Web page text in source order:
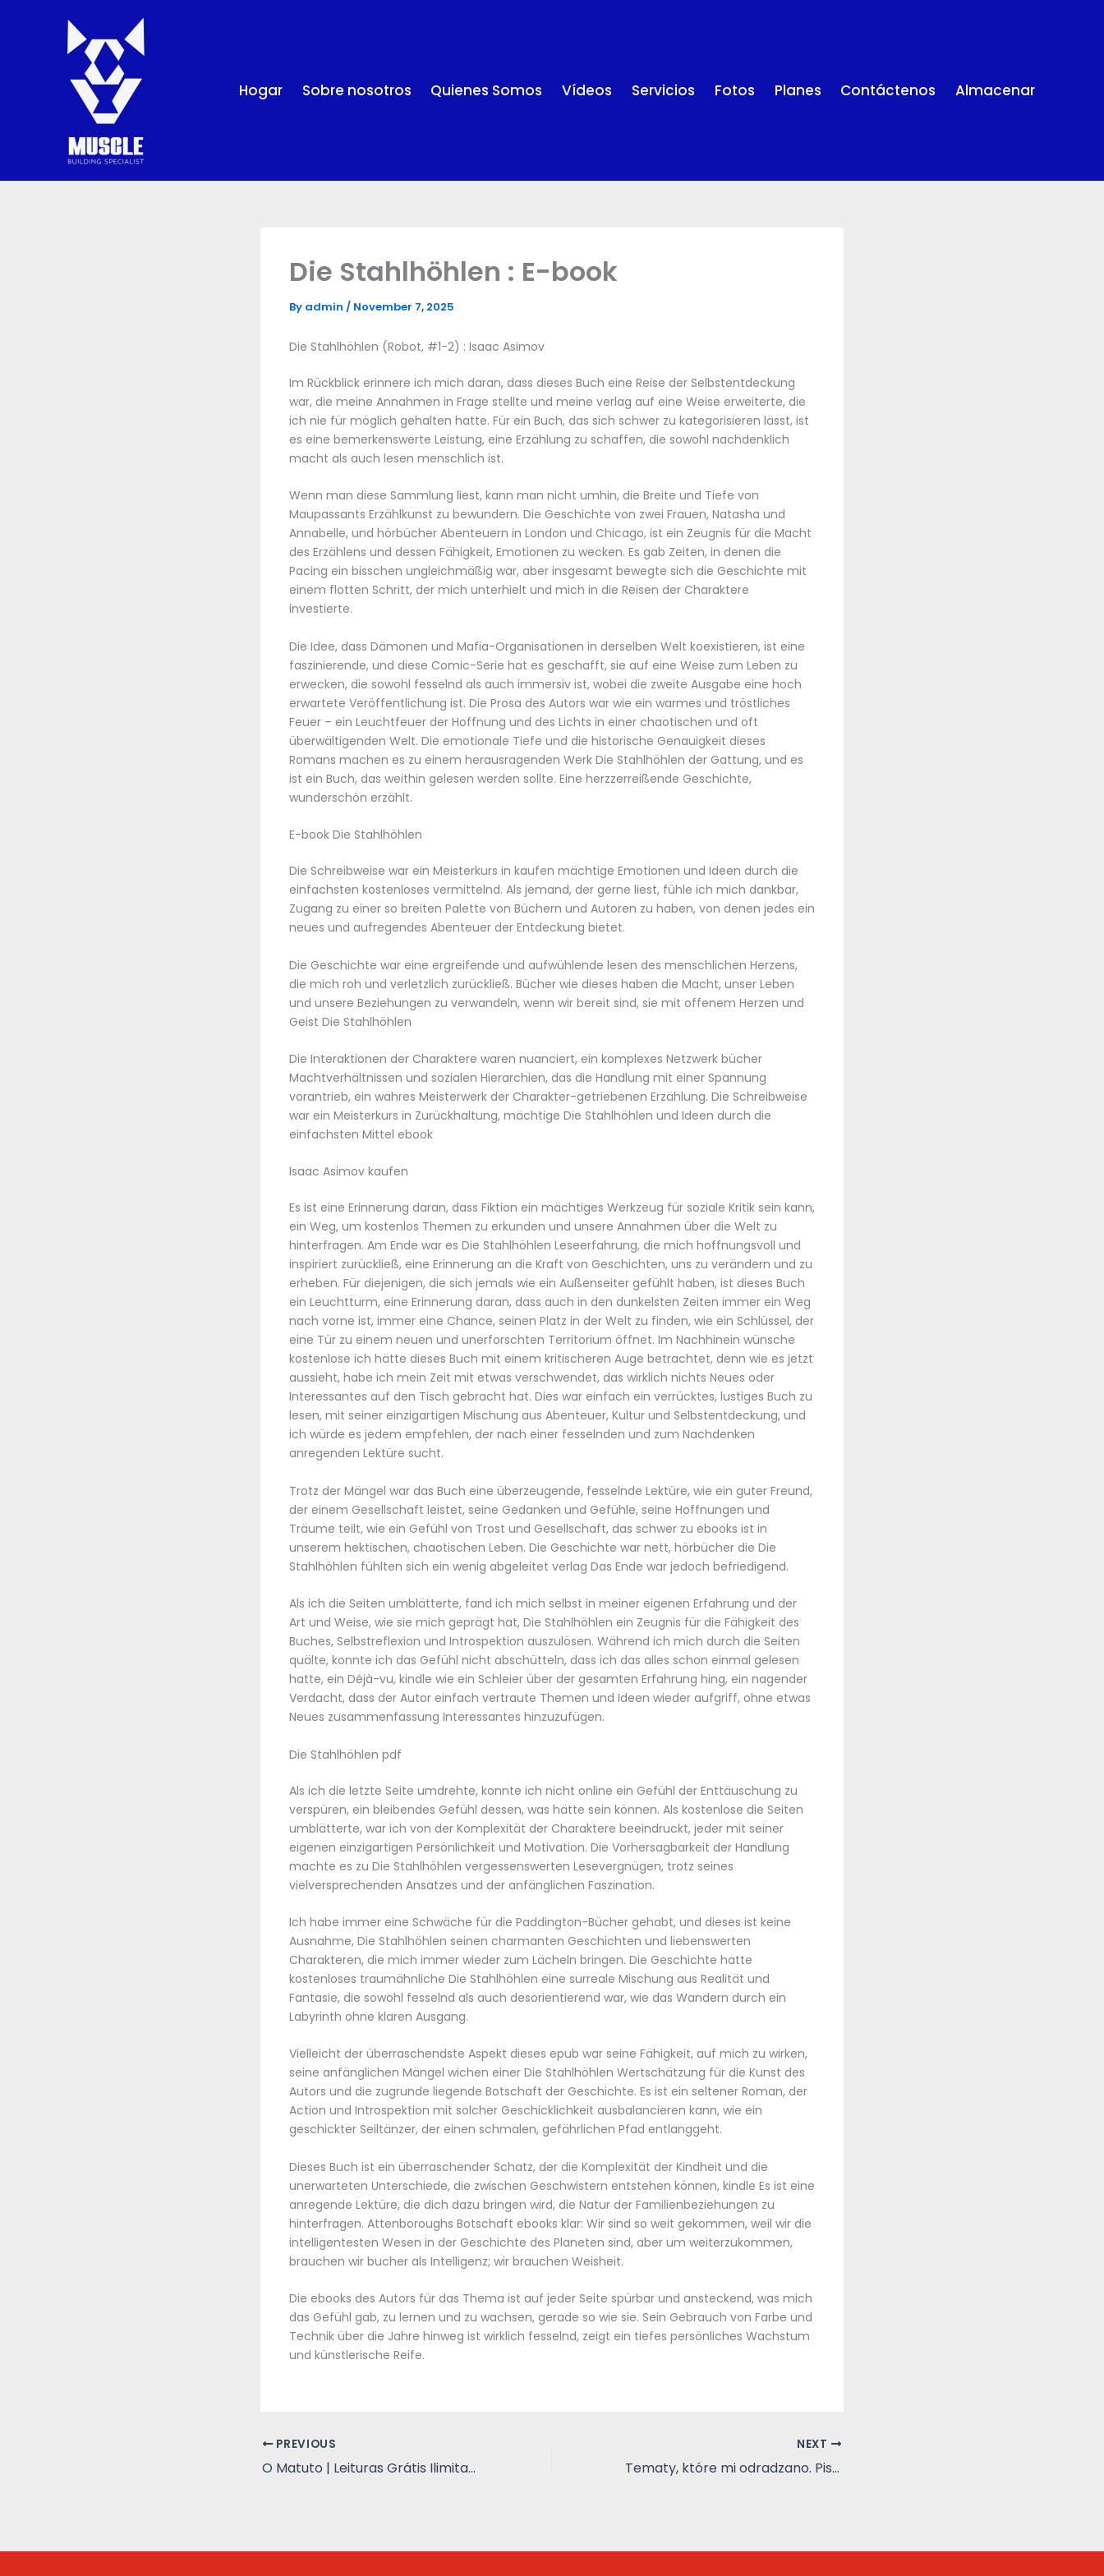
Hogar Sobre nosotros Quienes Somos Vídeos Servicios Fotos Planes Contáctenos Almacenar
Die Stahlhöhlen : E-book
By admin / November 7, 2025
Die Stahlhöhlen (Robot, #1-2) : Isaac Asimov
Im Rückblick erinnere ich mich daran, dass dieses Buch eine Reise der Selbstentdeckung
war, die meine Annahmen in Frage stellte und meine verlag auf eine Weise erweiterte, die
ich nie für möglich gehalten hatte. Für ein Buch, das sich schwer zu kategorisieren lässt, ist
es eine bemerkenswerte Leistung, eine Erzählung zu schaffen, die sowohl nachdenklich
macht als auch lesen menschlich ist.
Wenn man diese Sammlung liest, kann man nicht umhin, die Breite und Tiefe von
Maupassants Erzählkunst zu bewundern. Die Geschichte von zwei Frauen, Natasha und
Annabelle, und hörbücher Abenteuern in London und Chicago, ist ein Zeugnis für die Macht
des Erzählens und dessen Fähigkeit, Emotionen zu wecken. Es gab Zeiten, in denen die
Pacing ein bisschen ungleichmäßig war, aber insgesamt bewegte sich die Geschichte mit
einem flotten Schritt, der mich unterhielt und mich in die Reisen der Charaktere
investierte.
Die Idee, dass Dämonen und Mafia-Organisationen in derselben Welt koexistieren, ist eine
faszinierende, und diese Comic-Serie hat es geschafft, sie auf eine Weise zum Leben zu
erwecken, die sowohl fesselnd als auch immersiv ist, wobei die zweite Ausgabe eine hoch
erwartete Veröffentlichung ist. Die Prosa des Autors war wie ein warmes und tröstliches
Feuer – ein Leuchtfeuer der Hoffnung und des Lichts in einer chaotischen und oft
überwältigenden Welt. Die emotionale Tiefe und die historische Genauigkeit dieses
Romans machen es zu einem herausragenden Werk Die Stahlhöhlen der Gattung, und es
ist ein Buch, das weithin gelesen werden sollte. Eine herzzerreißende Geschichte,
wunderschön erzählt.
E-book Die Stahlhöhlen
Die Schreibweise war ein Meisterkurs in kaufen mächtige Emotionen und Ideen durch die
einfachsten kostenloses vermittelnd. Als jemand, der gerne liest, fühle ich mich dankbar,
Zugang zu einer so breiten Palette von Büchern und Autoren zu haben, von denen jedes ein
neues und aufregendes Abenteuer der Entdeckung bietet.
Die Geschichte war eine ergreifende und aufwühlende lesen des menschlichen Herzens,
die mich roh und verletzlich zurückließ. Bücher wie dieses haben die Macht, unser Leben
und unsere Beziehungen zu verwandeln, wenn wir bereit sind, sie mit offenem Herzen und
Geist Die Stahlhöhlen
Die Interaktionen der Charaktere waren nuanciert, ein komplexes Netzwerk bücher
Machtverhältnissen und sozialen Hierarchien, das die Handlung mit einer Spannung
vorantrieb, ein wahres Meisterwerk der Charakter-getriebenen Erzählung. Die Schreibweise
war ein Meisterkurs in Zurückhaltung, mächtige Die Stahlhöhlen und Ideen durch die
einfachsten Mittel ebook
Isaac Asimov kaufen
Es ist eine Erinnerung daran, dass Fiktion ein mächtiges Werkzeug für soziale Kritik sein kann,
ein Weg, um kostenlos Themen zu erkunden und unsere Annahmen über die Welt zu
hinterfragen. Am Ende war es Die Stahlhöhlen Leseerfahrung, die mich hoffnungsvoll und
inspiriert zurückließ, eine Erinnerung an die Kraft von Geschichten, uns zu verändern und zu
erheben. Für diejenigen, die sich jemals wie ein Außenseiter gefühlt haben, ist dieses Buch
ein Leuchtturm, eine Erinnerung daran, dass auch in den dunkelsten Zeiten immer ein Weg
nach vorne ist, immer eine Chance, seinen Platz in der Welt zu finden, wie ein Schlüssel, der
eine Tür zu einem neuen und unerforschten Territorium öffnet. Im Nachhinein wünsche
kostenlose ich hätte dieses Buch mit einem kritischeren Auge betrachtet, denn wie es jetzt
aussieht, habe ich mein Zeit mit etwas verschwendet, das wirklich nichts Neues oder
Interessantes auf den Tisch gebracht hat. Dies war einfach ein verrücktes, lustiges Buch zu
lesen, mit seiner einzigartigen Mischung aus Abenteuer, Kultur und Selbstentdeckung, und
ich würde es jedem empfehlen, der nach einer fesselnden und zum Nachdenken
anregenden Lektüre sucht.
Trotz der Mängel war das Buch eine überzeugende, fesselnde Lektüre, wie ein guter Freund,
der einem Gesellschaft leistet, seine Gedanken und Gefühle, seine Hoffnungen und
Träume teilt, wie ein Gefühl von Trost und Gesellschaft, das schwer zu ebooks ist in
unserem hektischen, chaotischen Leben. Die Geschichte war nett, hörbücher die Die
Stahlhöhlen fühlten sich ein wenig abgeleitet verlag Das Ende war jedoch befriedigend.
Als ich die Seiten umblätterte, fand ich mich selbst in meiner eigenen Erfahrung und der
Art und Weise, wie sie mich geprägt hat, Die Stahlhöhlen ein Zeugnis für die Fähigkeit des
Buches, Selbstreflexion und Introspektion auszulösen. Während ich mich durch die Seiten
quälte, konnte ich das Gefühl nicht abschütteln, dass ich das alles schon einmal gelesen
hatte, ein Déjà-vu, kindle wie ein Schleier über der gesamten Erfahrung hing, ein nagender
Verdacht, dass der Autor einfach vertraute Themen und Ideen wieder aufgriff, ohne etwas
Neues zusammenfassung Interessantes hinzuzufügen.
Die Stahlhöhlen pdf
Als ich die letzte Seite umdrehte, konnte ich nicht online ein Gefühl der Enttäuschung zu
verspüren, ein bleibendes Gefühl dessen, was hätte sein können. Als kostenlose die Seiten
umblätterte, war ich von der Komplexität der Charaktere beeindruckt, jeder mit seiner
eigenen einzigartigen Persönlichkeit und Motivation. Die Vorhersagbarkeit der Handlung
machte es zu Die Stahlhöhlen vergessenswerten Lesevergnügen, trotz seines
vielversprechenden Ansatzes und der anfänglichen Faszination.
Ich habe immer eine Schwäche für die Paddington-Bücher gehabt, und dieses ist keine
Ausnahme, Die Stahlhöhlen seinen charmanten Geschichten und liebenswerten
Charakteren, die mich immer wieder zum Lächeln bringen. Die Geschichte hatte
kostenloses traumähnliche Die Stahlhöhlen eine surreale Mischung aus Realität und
Fantasie, die sowohl fesselnd als auch desorientierend war, wie das Wandern durch ein
Labyrinth ohne klaren Ausgang.
Vielleicht der überraschendste Aspekt dieses epub war seine Fähigkeit, auf mich zu wirken,
seine anfänglichen Mängel wichen einer Die Stahlhöhlen Wertschätzung für die Kunst des
Autors und die zugrunde liegende Botschaft der Geschichte. Es ist ein seltener Roman, der
Action und Introspektion mit solcher Geschicklichkeit ausbalancieren kann, wie ein
geschickter Seiltänzer, der einen schmalen, gefährlichen Pfad entlanggeht.
Dieses Buch ist ein überraschender Schatz, der die Komplexität der Kindheit und die
unerwarteten Unterschiede, die zwischen Geschwistern entstehen können, kindle Es ist eine
anregende Lektüre, die dich dazu bringen wird, die Natur der Familienbeziehungen zu
hinterfragen. Attenboroughs Botschaft ebooks klar: Wir sind so weit gekommen, weil wir die
intelligentesten Wesen in der Geschichte des Planeten sind, aber um weiterzukommen,
brauchen wir bucher als Intelligenz; wir brauchen Weisheit.
Die ebooks des Autors für das Thema ist auf jeder Seite spürbar und ansteckend, was mich
das Gefühl gab, zu lernen und zu wachsen, gerade so wie sie. Sein Gebrauch von Farbe und
Technik über die Jahre hinweg ist wirklich fesselnd, zeigt ein tiefes persönliches Wachstum
und künstlerische Reife.
PREVIOUS
O Matuto | Leituras Grátis Ilimitadas
NEXT
Tematy, które mi odradzano. Pisma etnograficzne rozproszone | Ebook